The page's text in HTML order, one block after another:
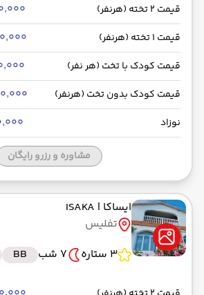
از فرودگاه بین‌المللی تفلیس TBS
حرکت از مبدا: 14:15
به فرودگاه بین‌المللی امام خمینی IKA
رسیدن به مقصد : 15:15
وارش -Economy
قیمت 2 تخته (هرنفر)
قیمت 1 تخته (هرنفر)
قیمت کودک با تخت (هر نفر)
قیمت کودک بدون تخت (هرنفر)
نوزاد
مشاوره و رزرو رایگان
ایساکا | ISAKA
تفلیس
3 ستاره
7 شب BB